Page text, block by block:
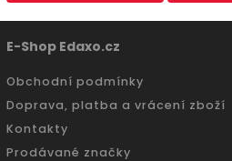
E-Shop Edaxo.cz
Obchodní podmínky
Doprava, platba a vrácení zboží
Kontakty
Prodávané značky